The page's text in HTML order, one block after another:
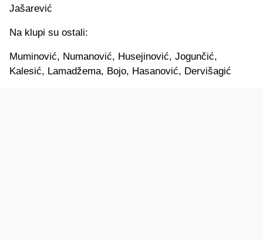
Jašarević
Na klupi su ostali:
Muminović, Numanović, Husejinović, Jogunčić,
Kalesić, Lamadžema, Bojo, Hasanović, Dervišagić